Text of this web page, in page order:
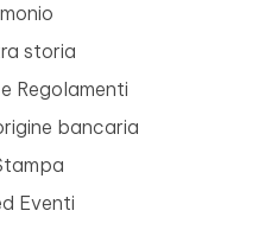
storia
Regolamenti
bancaria
Eventi